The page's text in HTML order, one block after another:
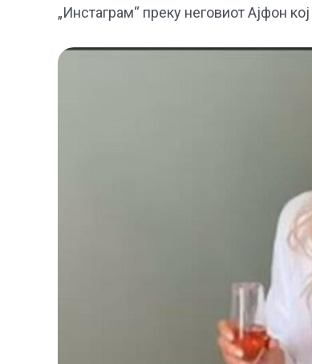
„Инстаграм“ преку неговиот Ајфон